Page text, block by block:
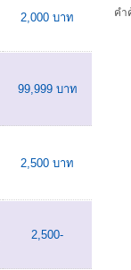
2,000 บาท
99,999 บาท
2,500 บาท
2,500-
คำ